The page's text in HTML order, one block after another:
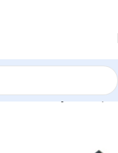
Use – BG-JA9060QBE